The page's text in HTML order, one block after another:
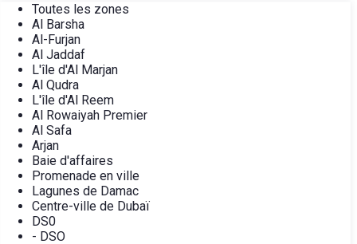
Toutes les zones
Al Barsha
Al-Furjan
Al Jaddaf
L'île d'Al Marjan
Al Qudra
L'île d'Al Reem
Al Rowaiyah Premier
Al Safa
Arjan
Baie d'affaires
Promenade en ville
Lagunes de Damac
Centre-ville de Dubaï
DS0
- DSO